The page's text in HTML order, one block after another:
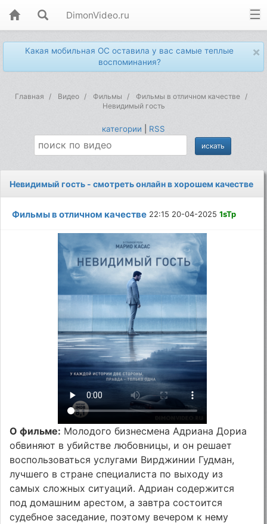
DimonVideo.ru
×
Какая мобильная ОС оставила у вас самые теплые
воспоминания?
Главная Видео Фильмы
Фильмы в отличном качестве
Невидимый гость
категории RSS
Невидимый гость - смотреть онлайн в хорошем качестве
Фильмы в отличном качестве 22:15 20-04-20251sTp
О фильме: Молодого бизнесмена Адриана Дориа
обвиняют в убийстве любовницы, и он решает
воспользоваться услугами Вирджинии Гудман,
лучшего в стране специалиста по выходу из
самых сложных ситуаций. Адриан содержится
под домашним арестом, а завтра состоится
судебное заседание, поэтому вечером к нему